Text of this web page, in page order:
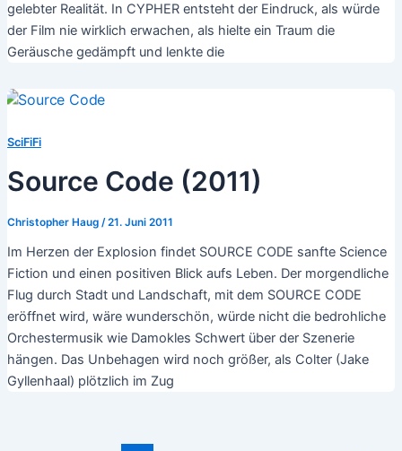
gelebter Realität. In CYPHER entsteht der Eindruck, als würde
der Film nie wirklich erwachen, als hielte ein Traum die
Geräusche gedämpft und lenkte die
SciFiFi
Source Code (2011)
Christopher Haug /21. Juni 2011
Im Herzen der Explosion findet SOURCE CODE sanfte Science
Fiction und einen positiven Blick aufs Leben. Der morgendliche
Flug durch Stadt und Landschaft, mit dem SOURCE CODE
eröffnet wird, wäre wunderschön, würde nicht die bedrohliche
Orchestermusik wie Damokles Schwert über der Szenerie
hängen. Das Unbehagen wird noch größer, als Colter (Jake
Gyllenhaal) plötzlich im Zug